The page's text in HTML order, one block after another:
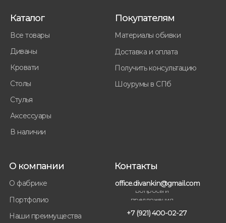
Все товары
Диваны
Кровати
Стулья
Столы
Аксессуары
В наличии
Каталог
Материалы обивки
Доставка и оплата
Получить консультацию
Шоурумы в СПб
Покупателям
О фабрике
Портфолио
Наши преимущества
О компании Контакты
office.divankin@gmail.com
Вопросы и
предложения
+7 (921) 400-02-27